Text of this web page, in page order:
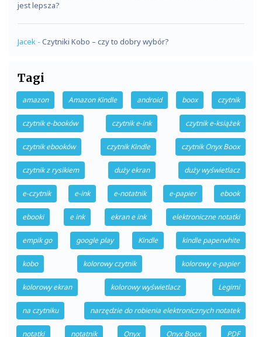
jest lepsza?
Jacek - Czytniki Kobo – czy to dobry wybór?
Tagi
amazon Amazon Kindle android boox czytnik
czytnik e-booków czytnik e-ink czytnik e-książek
czytnik ebooków czytnik Kindle czytnik Onyx Boox
czytnik z rysikiem duży ekran duży wyświetlacz
e-czytnik e-ink e-notatnik e-papier ebook
ebooki e ink ekran e ink elektroniczne notatki
empik go google play Kindle kindle paperwhite
kobo kolorowy czytnik kolorowy e-papier
kolorowy ekran kolorowy wyświetlacz Legimi
na czytniku narzędzie do robienia elektronicznych notatek
notatki notatnik Onyx Onyx Boox PDF